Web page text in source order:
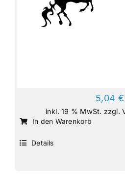
5,04 €
inkl. 19 % MwSt. zzgl.
In den Warenkorb
Details